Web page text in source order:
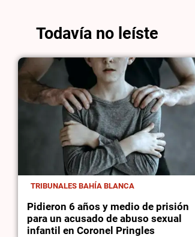
Todavía no leíste
TRIBUNALES BAHÍA BLANCA
Pidieron 6 años y medio de prisión
para un acusado de abuso sexual
infantil en Coronel Pringles